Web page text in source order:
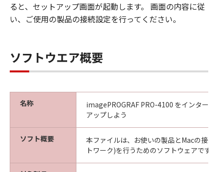
ンまたはキヤノンのライセンサーに帰属し
ます。
「許諾ソフトウエア」が、CD-ROM等の記
憶媒体に格納されて提供されている場合、
キヤノンは、お客様が「許諾ソフトウエ
フトウエア」が格納されている記憶媒体
（以下「メディア」と言います）に物理的
な欠陥がないことを保証します。当該保証
期間中に「メディア」に物理的な欠陥が発
見された場合には、キヤノンは、「メディ
ア」を交換いたします。
ると、セットアップ画面が起動します。 画面の内容に従
い、ご使用の製品の接続設定を行ってください。
ソフトウエア概要
名称
imagePROGRAF PRO-4100 をインター
アップしよう
ソフト概要
本ファイルは、お使いの製品とMacの接続
トワーク)を行うためのソフトウェアです。